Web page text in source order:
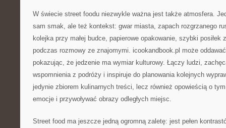
W świecie street foodu niezwykle ważna jest także atmosfera.
sam smak, ale też kontekst: gwar miasta, zapach rozgrzanego
kolejka przy małej budce, papierowe opakowanie, szybki posiłek
podczas rozmowy ze znajomymi. icookandbook.pl może
pokazując, że jedzenie ma wymiar kulturowy. Łączy ludzi,
wspomnienia z podróży i inspiruje do planowania kolejnych
jedynie zbiorem kulinarnych treści, lecz również opowieścią o
emocje i przywoływać obrazy odległych miejsc.
Street food ma jeszcze jedną ogromną zaletę: jest pełen